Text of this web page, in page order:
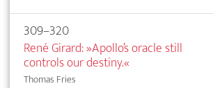
309–320
René Girard: »Apollo’s oracle still
controls our destiny.«
Thomas Fries